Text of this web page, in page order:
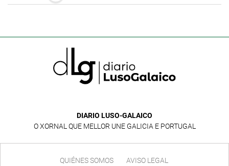
DIARIO LUSO-GALAICO
O XORNAL QUE MELLOR UNE GALICIA E PORTUGAL
QUIÉNES SOMOS
AVISO LEGAL